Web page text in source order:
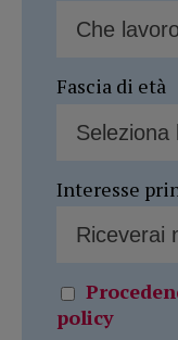
Fascia di età
Interesse
policy